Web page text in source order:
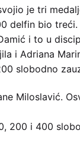
je tri
delfin bio treći.
i to u
i Adriana
slobodno
Miloslavić.
200 i 400